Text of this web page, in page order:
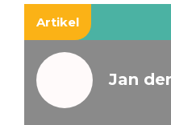
Artikel
Jan